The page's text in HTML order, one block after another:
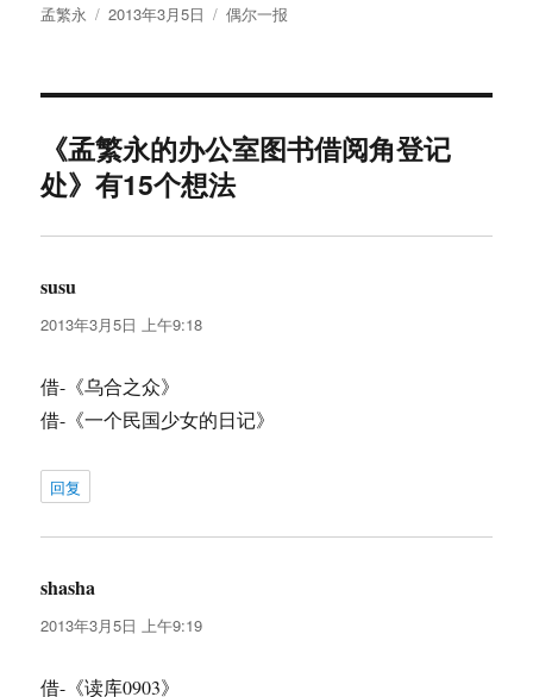
作
孟繁永
发
2013年3月5日
分
偶尔一报
《孟繁永的办公室图书借阅角登记
处》有15个想法
susu
道：
2013年3月5日 上午9:18
借-《乌合之众》
借-《一个民国少女的日记》
回复
shasha
道：
2013年3月5日 上午9:19
借-《读库0903》